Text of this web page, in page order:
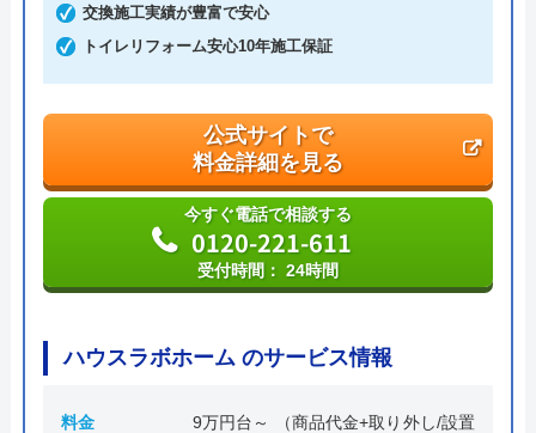
交換施工実績が豊富で安心
トイレリフォーム安心10年施工保証
公式サイトで
料金詳細を見る
今すぐ電話で相談する
0120-221-611
受付時間： 24時間
ハウスラボホーム のサービス情報
料金
9万円台～ （商品代金+取り外し/設置